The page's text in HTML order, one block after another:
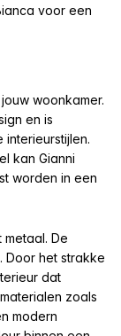
voor een
woonkamer.
en is
kan Gianni
worden in een
De
Door het strakke
dat
zoals
modern